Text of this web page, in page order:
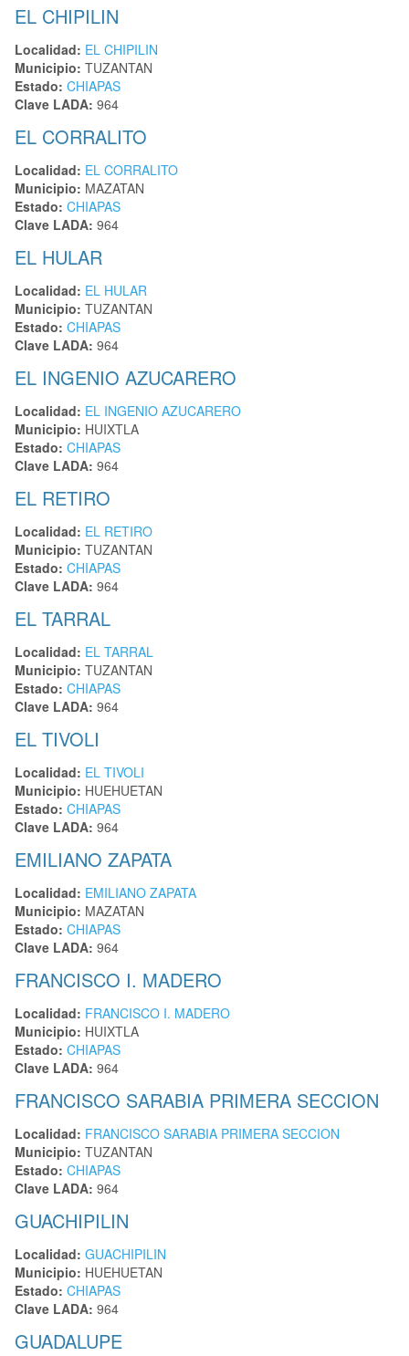
EL CHIPILIN
Localidad: EL CHIPILIN
Municipio: TUZANTAN
Estado: CHIAPAS
Clave LADA: 964
EL CORRALITO
Localidad: EL CORRALITO
Municipio: MAZATAN
Estado: CHIAPAS
Clave LADA: 964
EL HULAR
Localidad: EL HULAR
Municipio: TUZANTAN
Estado: CHIAPAS
Clave LADA: 964
EL INGENIO AZUCARERO
Localidad: EL INGENIO AZUCARERO
Municipio: HUIXTLA
Estado: CHIAPAS
Clave LADA: 964
EL RETIRO
Localidad: EL RETIRO
Municipio: TUZANTAN
Estado: CHIAPAS
Clave LADA: 964
EL TARRAL
Localidad: EL TARRAL
Municipio: TUZANTAN
Estado: CHIAPAS
Clave LADA: 964
EL TIVOLI
Localidad: EL TIVOLI
Municipio: HUEHUETAN
Estado: CHIAPAS
Clave LADA: 964
EMILIANO ZAPATA
Localidad: EMILIANO ZAPATA
Municipio: MAZATAN
Estado: CHIAPAS
Clave LADA: 964
FRANCISCO I. MADERO
Localidad: FRANCISCO I. MADERO
Municipio: HUIXTLA
Estado: CHIAPAS
Clave LADA: 964
FRANCISCO SARABIA PRIMERA SECCION
Localidad: FRANCISCO SARABIA PRIMERA SECCION
Municipio: TUZANTAN
Estado: CHIAPAS
Clave LADA: 964
GUACHIPILIN
Localidad: GUACHIPILIN
Municipio: HUEHUETAN
Estado: CHIAPAS
Clave LADA: 964
GUADALUPE